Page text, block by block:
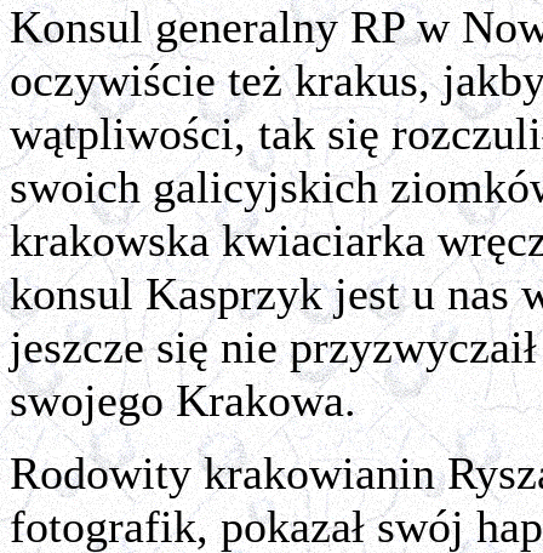
Konsul generalny RP w
oczywiście też krakus,
wątpliwości, tak się
swoich galicyjskich
krakowska kwiaciarka
konsul Kasprzyk jest u nas
jeszcze się nie
swojego Krakowa.
Rodowity krakowianin
fotografik, pokazał swój